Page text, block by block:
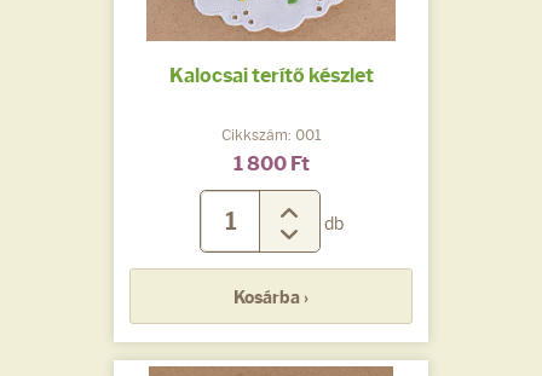
Kalocsai terítő készlet
Cikkszám: 001
1 800 Ft
db
Kosárba ›